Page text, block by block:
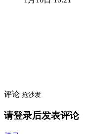
评论 抢沙发
请登录后发表评论